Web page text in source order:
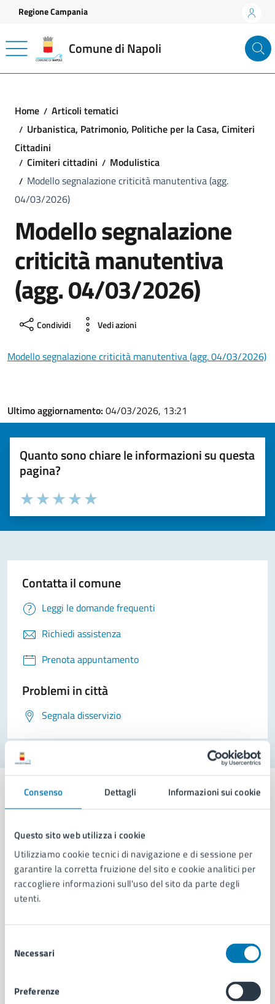
Consenso Dettagli Informazioni sui cookie
Questo sito web utilizza i cookie
Utilizziamo cookie tecnici di navigazione e di sessione per
garantire la corretta fruizione del sito e cookie analitici per
raccogliere informazioni sull'uso del sito da parte degli
utenti.
delNecessari
Preferenze
Vai ai contenuti
Vai al footer
Regione Campania
Comune di Napoli
Home
Articoli tematici
Urbanistica, Patrimonio, Politiche per la Casa, Cimiteri
Cittadini
Cimiteri cittadini
Modulistica
Modello segnalazione criticità manutentiva (agg.
04/03/2026)
Modello segnalazione
criticità manutentiva
(agg. 04/03/2026)
Condividi Vedi azioni
Modello segnalazione criticità manutentiva (agg. 04/03/2026)
Ultimo aggiornamento: 04/03/2026, 13:21
Quanto sono chiare le informazioni su questa
pagina?
Valuta la chiarezza delle informazioni (da 1 a 5 stelle)
Seleziona il numero di stelle per valutare la chiarezza delle
Valuta 5 stelle su 5
Valuta 4 stelle su 5
Valuta 3 stelle su 5
Valuta 2 stelle su 5
Valuta 1 stelle su 5
Contatta il comune
Leggi le domande frequenti
Richiedi assistenza
Prenota appuntamento
Problemi in città
Segnala disservizio
Comune di Napoli
AMMINISTRAZIONE
Aree amministrative
Organi di governo
Enti e fondazioni
Documenti e dati